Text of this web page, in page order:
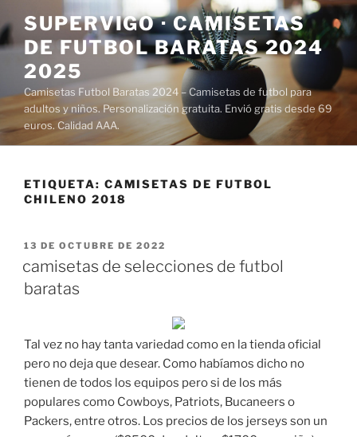
al
contenido
SUPERVIGO · CAMISETAS
DE FUTBOL BARATAS 2024
2025
Camisetas Futbol Baratas 2024 – Camisetas de futbol para
adultos y niños. Personalización gratuita. Envió gratis desde 69
euros. Calidad AAA.
ETIQUETA: CAMISETAS DE FUTBOL
CHILENO 2018
PUBLICADO
13 DE OCTUBRE DE 2022
camisetas de selecciones de futbol
baratas
Tal vez no hay tanta variedad como en la tienda oficial
pero no deja que desear. Como habíamos dicho no
tienen de todos los equipos pero si de los más
populares como Cowboys, Patriots, Bucaneers o
Packers, entre otros. Los precios de los jerseys son un